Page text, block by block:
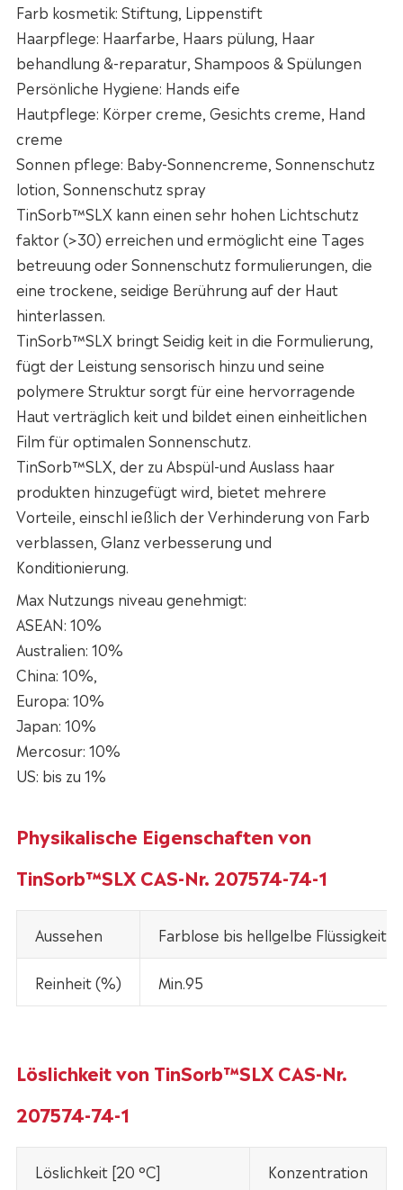
Farb kosmetik: Stiftung, Lippenstift
Haarpflege: Haarfarbe, Haars pülung, Haar
behandlung &-reparatur, Shampoos & Spülungen
Persönliche Hygiene: Hands eife
Hautpflege: Körper creme, Gesichts creme, Hand
creme
Sonnen pflege: Baby-Sonnencreme, Sonnenschutz
lotion, Sonnenschutz spray
TinSorb™SLX kann einen sehr hohen Lichtschutz
faktor (>30) erreichen und ermöglicht eine Tages
betreuung oder Sonnenschutz formulierungen, die
eine trockene, seidige Berührung auf der Haut
hinterlassen.
TinSorb™SLX bringt Seidig keit in die Formulierung,
fügt der Leistung sensorisch hinzu und seine
polymere Struktur sorgt für eine hervorragende
Haut verträglich keit und bildet einen einheitlichen
Film für optimalen Sonnenschutz.
TinSorb™SLX, der zu Abspül-und Auslass haar
produkten hinzugefügt wird, bietet mehrere
Vorteile, einschl ießlich der Verhinderung von Farb
verblassen, Glanz verbesserung und
Konditionierung.
Max Nutzungs niveau genehmigt:
ASEAN: 10%
Australien: 10%
China: 10%,
Europa: 10%
Japan: 10%
Mercosur: 10%
US: bis zu 1%
Physikalische Eigenschaften von
TinSorb™SLX CAS-Nr. 207574-74-1
Aussehen Farblose bis hellgelbe Flüssigkeit
Reinheit (%) Min.95
Löslichkeit von TinSorb™SLX CAS-Nr.
207574-74-1
Löslichkeit [20 °C] Konzentration